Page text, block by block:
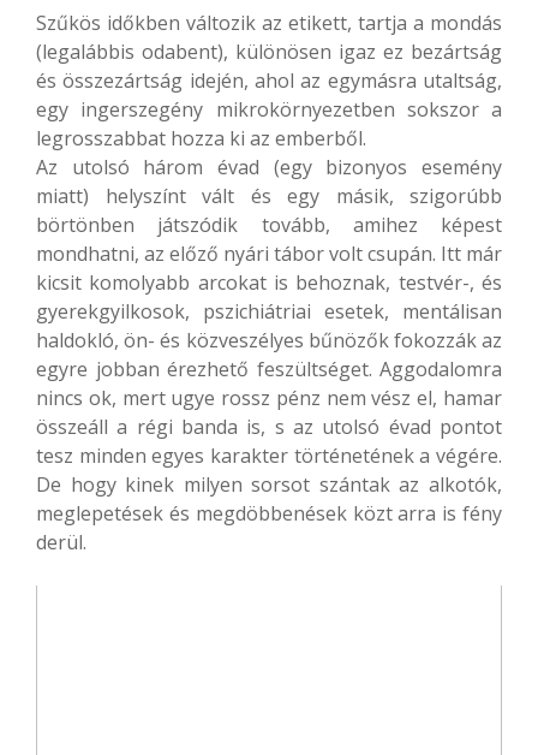
Szűkös időkben változik az etikett, tartja a mondás
(legalábbis odabent), különösen igaz ez bezártság
és összezártság idején, ahol az egymásra utaltság,
egy ingerszegény mikrokörnyezetben sokszor a
legrosszabbat hozza ki az emberből.
Az utolsó három évad (egy bizonyos esemény
miatt) helyszínt vált és egy másik, szigorúbb
börtönben játszódik tovább, amihez képest
mondhatni, az előző nyári tábor volt csupán. Itt már
kicsit komolyabb arcokat is behoznak, testvér-, és
gyerekgyilkosok, pszichiátriai esetek, mentálisan
haldokló, ön- és közveszélyes bűnözők fokozzák az
egyre jobban érezhető feszültséget. Aggodalomra
nincs ok, mert ugye rossz pénz nem vész el, hamar
összeáll a régi banda is, s az utolsó évad pontot
tesz minden egyes karakter történetének a végére.
De hogy kinek milyen sorsot szántak az alkotók,
meglepetések és megdöbbenések közt arra is fény
derül.